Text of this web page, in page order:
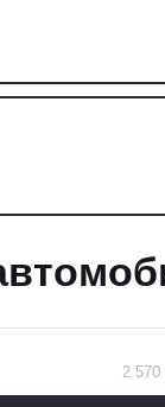
2 570